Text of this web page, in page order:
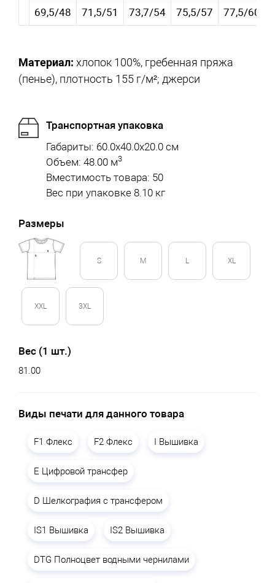
69,5/48 71,5/51 73,7/54 75,5/57 77,5/60
Материал: хлопок 100%, гребенная пряжа
(пенье), плотность 155 г/м²; джерси
Транспортная упаковка
Габариты: 60.0x40.0x20.0 см
Объем: 48.00 м3
Вместимость товара: 50
Вес при упаковке 8.10 кг
Размеры
S M L XL
XXL 3XL
Вес (1 шт.)
81.00
Виды печати для данного товара
F1 Флекс F2 Флекс I Вышивка
E Цифровой трансфер
D Шелкография с трансфером
IS1 Вышивка IS2 Вышивка
DTG Полноцвет водными чернилами